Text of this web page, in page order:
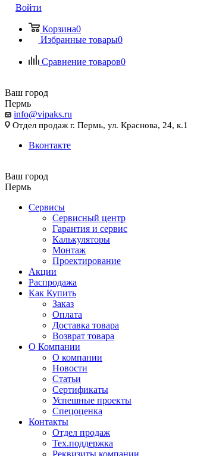
Войти
Корзина0
Избранные товары0
Сравнение товаров0
Ваш город
Пермь
info@vipaks.ru
Отдел продаж г. Пермь, ул. Краснова, 24, к.1
Вконтакте
Ваш город
Пермь
Сервисы
Сервисный центр
Гарантия и сервис
Калькуляторы
Монтаж
Проектирование
Акции
Распродажа
Как Купить
Заказ
Оплата
Доставка товара
Возврат товара
О Компании
О компании
Новости
Статьи
Сертификаты
Успешные проекты
Спецоценка
Контакты
Отдел продаж
Тех.поддержка
Реквизиты компании